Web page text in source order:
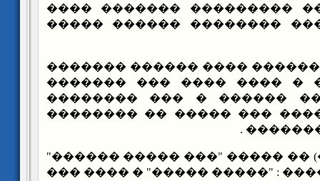
��������� �����
������� ��������
��� ������ ������ ����
�� ��� ������� � ����
������ ����� �� ������
������� �� �� ���� ���
�������
��� (�. �����) �� ����� "���
����� ����� ������ : "�����